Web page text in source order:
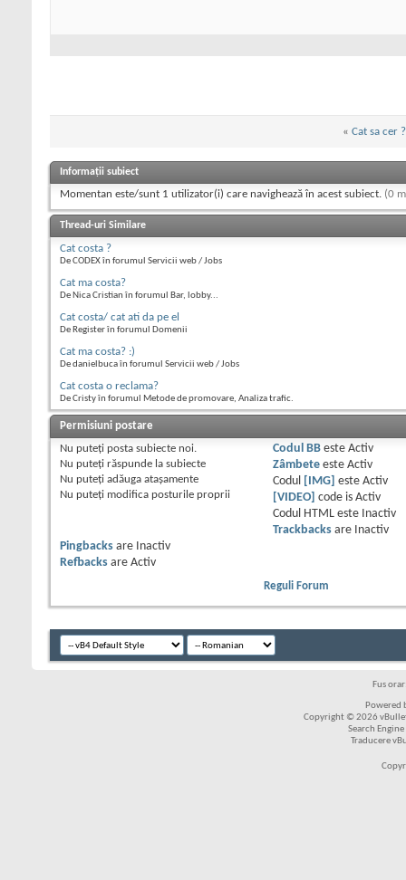
« Cat sa cer ?
Informații subiect
Momentan este/sunt 1 utilizator(i) care navighează în acest subiect. (0
Thread-uri Similare
Cat costa ?
De CODEX în forumul Servicii web / Jobs
Cat ma costa?
De Nica Cristian în forumul Bar, lobby...
Cat costa/ cat ati da pe el
De Register în forumul Domenii
Cat ma costa? :)
De danielbuca în forumul Servicii web / Jobs
Cat costa o reclama?
De Cristy în forumul Metode de promovare, Analiza trafic.
Permisiuni postare
Nu puteţi posta subiecte noi.
Nu puteţi răspunde la subiecte
Nu puteţi adăuga ataşamente
Nu puteţi modifica posturile proprii
Codul BBeste Activ
Zâmbeteeste Activ
Codul
[IMG] este Activ
[VIDEO] code is Activ
Codul HTML este
Inactiv
Trackbacksare
Inactiv
Pingbacks are
Inactiv
Refbacks are Activ
Reguli Forum
Fus
Powered
Copyright © 2026
Search
Traducere